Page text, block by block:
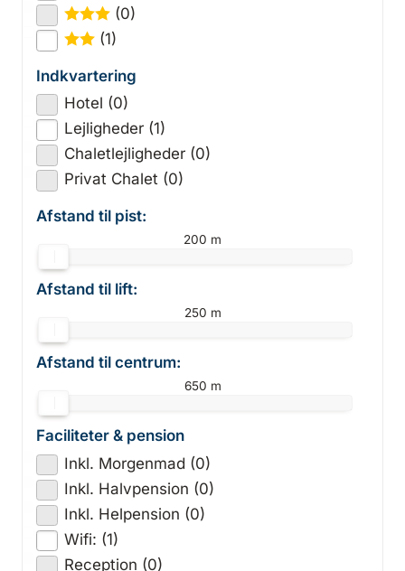
★★★
(0)
★★
(1)
Indkvartering
Hotel (0)
Lejligheder (1)
Chaletlejligheder (0)
Privat Chalet (0)
Afstand til pist:
200 m
Afstand til lift:
250 m
Afstand til centrum:
650 m
Faciliteter & pension
Inkl. Morgenmad (0)
Inkl. Halvpension (0)
Inkl. Helpension (0)
Wifi: (1)
Reception (0)